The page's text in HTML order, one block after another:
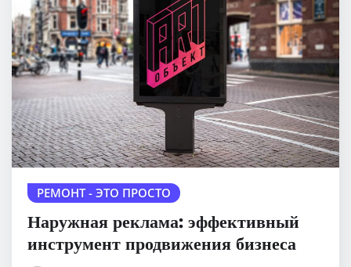
РЕМОНТ - ЭТО ПРОСТО
Наружная реклама: эффективный
инструмент продвижения бизнеса